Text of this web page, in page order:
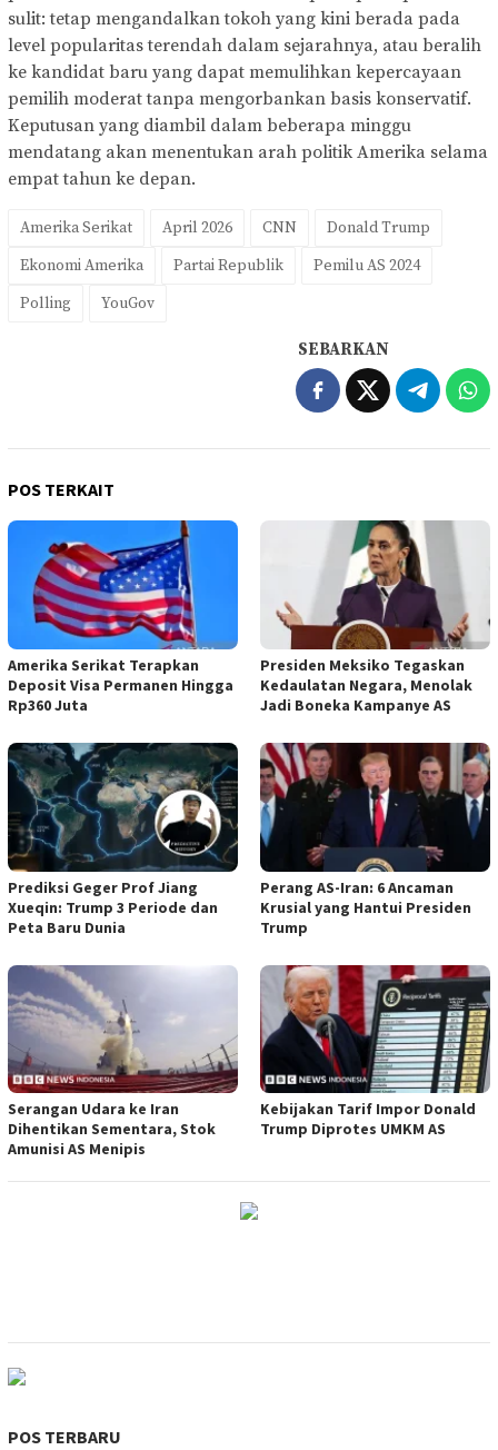
sulit: tetap mengandalkan tokoh yang kini berada pada
level popularitas terendah dalam sejarahnya, atau beralih
ke kandidat baru yang dapat memulihkan kepercayaan
pemilih moderat tanpa mengorbankan basis konservatif.
Keputusan yang diambil dalam beberapa minggu
mendatang akan menentukan arah politik Amerika selama
empat tahun ke depan.
Amerika Serikat April 2026 CNN
Donald Trump
Ekonomi Amerika
Partai Republik
Pemilu AS 2024
Polling
YouGov
SEBARKAN
POS TERKAIT
Amerika Serikat Terapkan
Deposit Visa Permanen Hingga
Rp360 Juta
Presiden Meksiko Tegaskan
Kedaulatan Negara, Menolak
Jadi Boneka Kampanye AS
Prediksi Geger Prof Jiang
Xueqin: Trump 3 Periode dan
Peta Baru Dunia
Perang AS-Iran: 6 Ancaman
Krusial yang Hantui Presiden
Trump
Serangan Udara ke Iran
Dihentikan Sementara, Stok
Amunisi AS Menipis
Kebijakan Tarif Impor Donald
Trump Diprotes UMKM AS
POS TERBARU